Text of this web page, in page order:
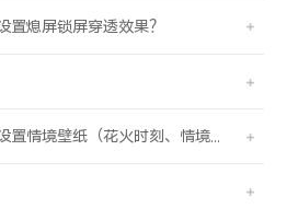
置熄屏锁屏穿透效果？